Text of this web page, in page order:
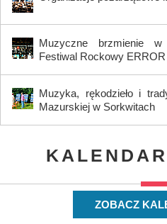
Muzyczne brzmienie w
Festiwal Rockowy ERROR
Muzyka, rękodzieło i
Mazurskiej w Sorkwitach
ZOBACZ